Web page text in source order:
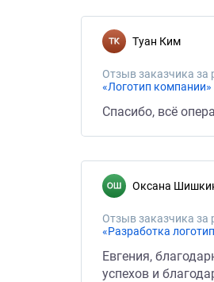
Туан Ким
Отзыв заказчика за
«Логотип компании»
Спасибо, всё
Оксана
Отзыв заказчика за
«Разработка
Евгения,
успехов и